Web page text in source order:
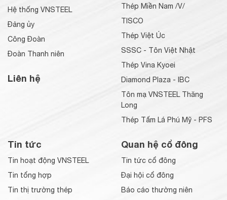
Hệ thống VNSTEEL
Đảng ủy
Công Đoàn
Đoàn Thanh niên
Liên hệ
Thép Miền Nam /V/
TISCO
Thép Việt Úc
SSSC - Tôn Việt Nhật
Thép Vina Kyoei
Diamond Plaza - IBC
Tôn mạ VNSTEEL Thăng
Long
Thép Tấm Lá Phú Mỹ - PFS
Tin tức
Tin hoạt động VNSTEEL
Tin tổng hợp
Tin thị trường thép
Quan hệ cổ đông
Tin tức cổ đông
Đại hội cổ đông
Báo cáo thường niên